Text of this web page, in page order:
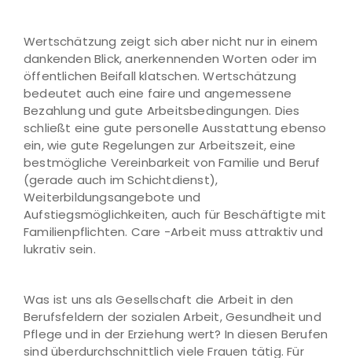
Wertschätzung zeigt sich aber nicht nur in einem
dankenden Blick, anerkennenden Worten oder im
öffentlichen Beifall klatschen. Wertschätzung
bedeutet auch eine faire und angemessene
Bezahlung und gute Arbeitsbedingungen. Dies
schließt eine gute personelle Ausstattung ebenso
ein, wie gute Regelungen zur Arbeitszeit, eine
bestmögliche Vereinbarkeit von Familie und Beruf
(gerade auch im Schichtdienst),
Weiterbildungsangebote und
Aufstiegsmöglichkeiten, auch für Beschäftigte mit
Familienpflichten. Care -Arbeit muss attraktiv und
lukrativ sein.
Was ist uns als Gesellschaft die Arbeit in den
Berufsfeldern der sozialen Arbeit, Gesundheit und
Pflege und in der Erziehung wert? In diesen Berufen
sind überdurchschnittlich viele Frauen tätig. Für